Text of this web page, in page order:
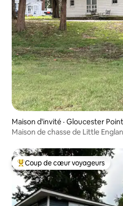
Maison d'invité · Gloucester Point
Maison de chasse de Little
Coup de cœur voyageurs parmi
Coup de cœur voyageurs